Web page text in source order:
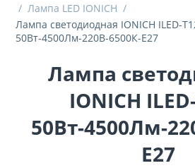
/ Лампа LED IONICH /
Лампа светодиодная IONICH ILED-
50Вт-4500Лм-220В-6500К-E27
Лампа
IONICH
50Вт-4500Лм-
E27